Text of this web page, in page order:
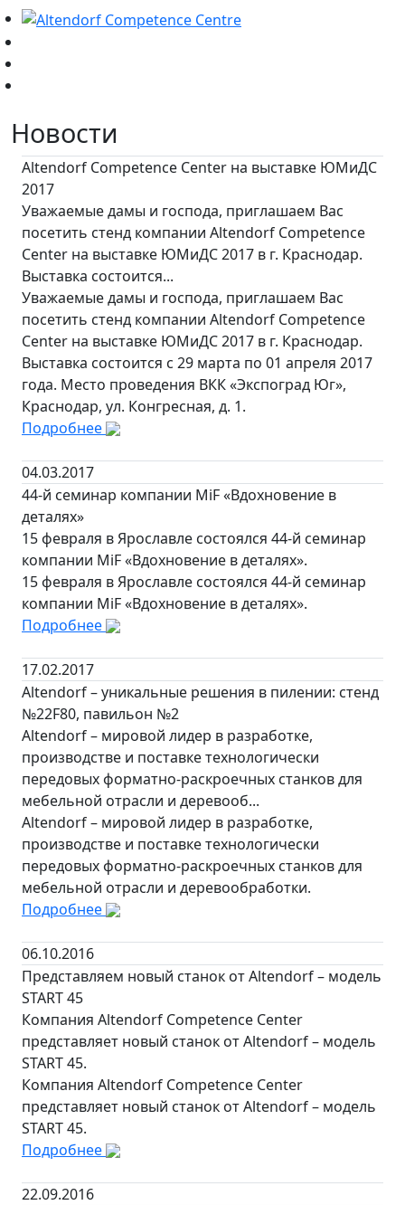
Новости
Altendorf Competence Center на выставке ЮМиДС
2017
Уважаемые дамы и господа, приглашаем Вас
посетить стенд компании Altendorf Competence
Center на выставке ЮМиДС 2017 в г. Краснодар.
Выставка состоится...
Уважаемые дамы и господа, приглашаем Вас
посетить стенд компании Altendorf Competence
Center на выставке ЮМиДС 2017 в г. Краснодар.
Выставка состоится с 29 марта по 01 апреля 2017
года. Место проведения ВКК «Экспоград Юг»,
Краснодар, ул. Конгресная, д. 1.
Подробнее
04.03.2017
44-й семинар компании MiF «Вдохновение в
деталях»
15 февраля в Ярославле состоялся 44-й семинар
компании MiF «Вдохновение в деталях».
15 февраля в Ярославле состоялся 44-й семинар
компании MiF «Вдохновение в деталях».
Подробнее
17.02.2017
Altendorf – уникальные решения в пилении: стенд
№22F80, павильон №2
Altendorf – мировой лидер в разработке,
производстве и поставке технологически
передовых форматно-раскроечных станков для
мебельной отрасли и деревооб...
Altendorf – мировой лидер в разработке,
производстве и поставке технологически
передовых форматно-раскроечных станков для
мебельной отрасли и деревообработки.
Подробнее
06.10.2016
Представляем новый станок от Altendorf – модель
START 45
Компания Altendorf Competence Center
представляет новый станок от Altendorf – модель
START 45.
Компания Altendorf Competence Center
представляет новый станок от Altendorf – модель
START 45.
Подробнее
22.09.2016